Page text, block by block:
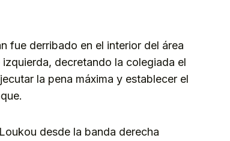
fue derribado en el interior del área
decretando la colegiada el
la pena máxima y establecer el
desde la banda derecha